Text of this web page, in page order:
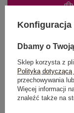
Możesz
Dostawaod
Do darmowej
Konfiguracja
Dbamy o
Sklep korzysta z
Polityką dotyczącą
przechowywania
Więcej informacji
znaleźć także na